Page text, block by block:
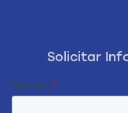
Solicitar